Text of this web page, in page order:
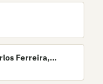
Ferreira,